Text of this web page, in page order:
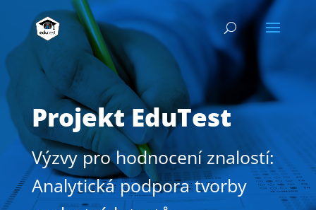
Projekt EduTest
Výzvy pro hodnocení znalostí:
Analytická podpora tvorby